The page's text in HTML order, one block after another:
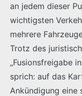
an jedem dieser
wichtigsten
mehrere
Trotz des
„Fusionsfreigabe
sprich: auf das
Ankündigung eine